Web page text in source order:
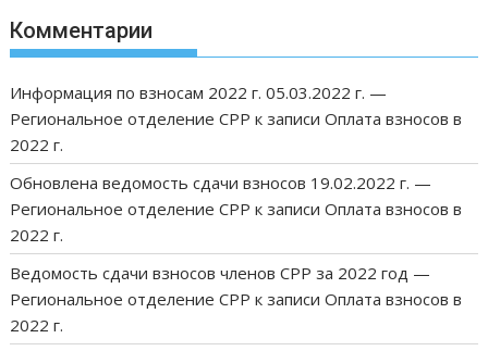
Комментарии
Информация по взносам 2022 г. 05.03.2022 г. —
Региональное отделение СРР к записиОплата взносов в
2022 г.
Обновлена ведомость сдачи взносов 19.02.2022 г. —
Региональное отделение СРР к записиОплата взносов в
2022 г.
Ведомость сдачи взносов членов СРР за 2022 год —
Региональное отделение СРР к записиОплата взносов в
2022 г.